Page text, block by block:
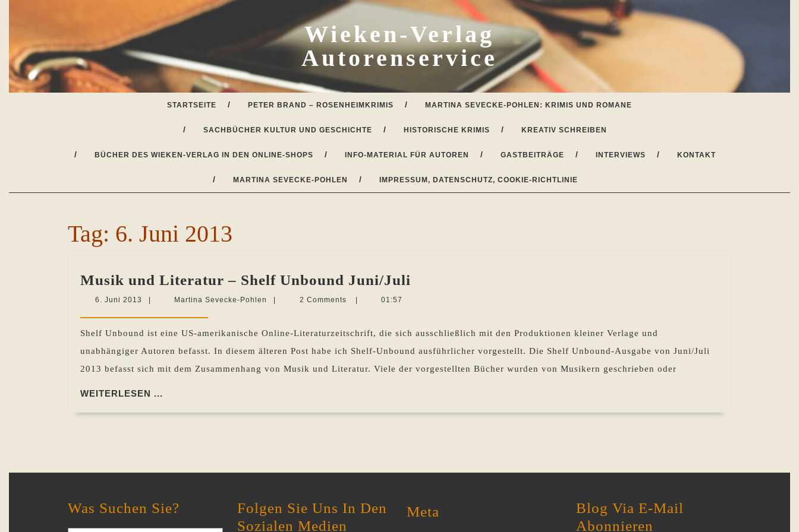
Wieken-Verlag
Autorenservice
STARTSEITE PETER BRAND – ROSENHEIMKRIMIS MARTINA SEVECKE-POHLEN: KRIMIS UND ROMANE
SACHBÜCHER KULTUR UND GESCHICHTE HISTORISCHE KRIMIS KREATIV SCHREIBEN
BÜCHER DES WIEKEN-VERLAG IN DEN ONLINE-SHOPS INFO-MATERIAL FÜR AUTOREN GASTBEITRÄGE INTERVIEWS KONTAKT
MARTINA SEVECKE-POHLEN IMPRESSUM, DATENSCHUTZ, COOKIE-RICHTLINIE
Tag: 6. Juni 2013
Musik und Literatur – Shelf Unbound Juni/Juli
–
Shelf
Unbound
6. Juni 2013
2013
Martina Sevecke-Pohlen
Martina
2 Comments 01:57
Shelf Unbound ist eine US-amerikanische Online-Literaturzeitschrift, die sich ausschließlich mit den Produktionen kleiner Verlage und
unabhängiger Autoren befasst. In diesem älteren Post habe ich Shelf-Unbound ausführlicher vorgestellt. Die Shelf Unbound-Ausgabe von Juni/Juli
2013 befasst sich mit dem Zusammenhang von Musik und Literatur. Viele der vorgestellten Bücher wurden von Musikern geschrieben oder
WEITERLESEN ...
Was Suchen Sie?
Folgen Sie Uns In Den
Sozialen Medien
Meta
Blog Via E-Mail
Abonnieren